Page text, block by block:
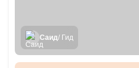
Саид/ Гид